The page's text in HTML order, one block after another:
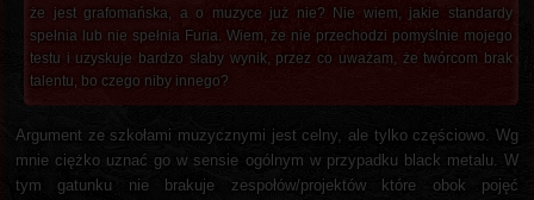
że jest grafomańska, a o muzyce już nie? Nie wiem, jakie standardy
spełnia lub nie spełnia Furia. Wiem, że nie przechodzi pomyślnie mojego
testu i uzyskuje bardzo słaby wynik, przez co uważam, że twórcom brak
talentu, bo czego niby innego?
Argument ze szkołami muzycznymi jest celny, ale tylko częściowo. Wg
mnie ciężko uznać go w sensie ogólnym w przypadku black metalu. W
tym gatunku nie brakuje zespołów/projektów które obok pojęć